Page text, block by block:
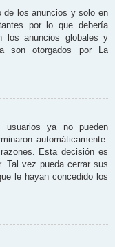
de los anuncios y solo en
por lo que debería
los anuncios globales y
son otorgados por La
usuarios ya no pueden
automáticamente.
Esta decisión es
Tal vez pueda cerrar sus
le hayan concedido los